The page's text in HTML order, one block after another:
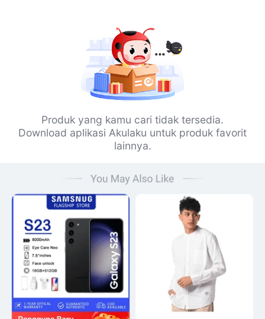
Produk yang kamu cari tidak tersedia.
Download aplikasi Akulaku untuk produk favorit
lainnya.